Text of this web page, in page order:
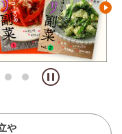
や